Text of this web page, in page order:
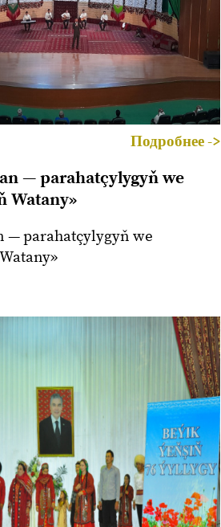
Подробнее ->
— parahatçylygyň we
Watany»
— parahatçylygyň we